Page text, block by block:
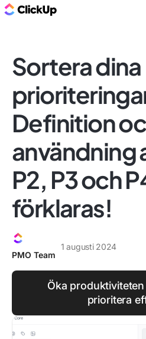
Sortera dina
Definition
användning
P2, P3 och
förklaras!
PMO Team
1 augusti 2024
Öka
prioritera